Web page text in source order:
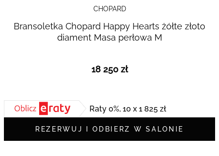
CHOPARD
Bransoletka Chopard Happy Hearts żółte złoto
diament Masa perłowa M
gallery
18 250 zł
Raty 0%, 10 x 1 825 zł
REZERWUJ I ODBIERZ W SALONIE